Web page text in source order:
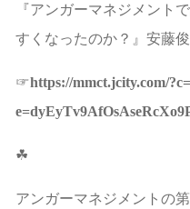
『アンガーマネジメント
すくなったのか？』安藤
☞https://mmct.jcity.com/
☘
アンガーマネジメントの